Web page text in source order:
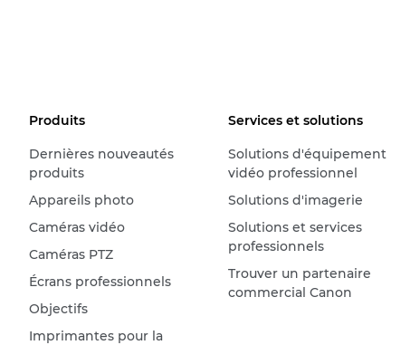
Produits
Dernières nouveautés
produits
Appareils photo
Caméras vidéo
Caméras PTZ
Écrans professionnels
Objectifs
Imprimantes pour la
Services et solutions
Solutions d'équipement
vidéo professionnel
Solutions d'imagerie
Solutions et services
professionnels
Trouver un partenaire
commercial Canon